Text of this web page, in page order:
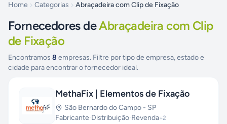
Home Categorias Abraçadeira com Clip de Fixação
Fornecedores deAbraçadeira com Clip
de Fixação
Encontramos 8 empresas. Filtre por tipo de empresa, estado e
cidade para encontrar o fornecedor ideal.
MethaFix | Elementos de Fixação
São Bernardo do Campo - SP
Fabricante·Distribuição·Revenda+2